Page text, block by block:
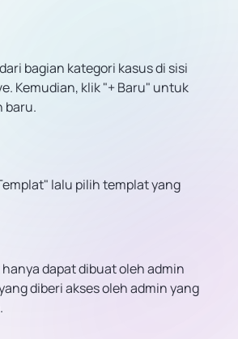
bagian kategori kasus di sisi
Kemudian, klik "+ Baru" untuk
baru.
lalu pilih templat yang
dapat dibuat oleh admin
diberi akses oleh admin yang